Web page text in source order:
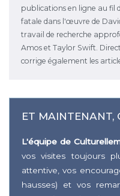
publications en ligne au fil
fatale dans l'œuvre de
travail de recherche
Amos et Taylor Swift.
corrige également les
ET MAINTENANT,
L'équipe de
vos visites toujours
attentive, vos
hausses) et vos